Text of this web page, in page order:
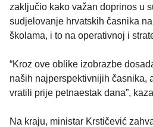
zaključio kako važan doprinos u
sudjelovanje hrvatskih časnika
školama, i to na operativnoj i
“Kroz ove oblike izobrazbe
naših najperspektivnijih časnika,
vratili prije petnaestak dana”,
Na kraju, ministar Krstičević